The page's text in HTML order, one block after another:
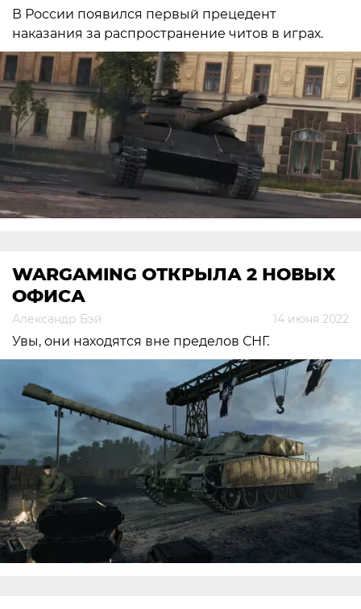
В России появился первый прецедент
наказания за распространение читов в играх.
WARGAMING ОТКРЫЛА 2 НОВЫХ
ОФИСА
Александр Бэй 14 июня 2022
Увы, они находятся вне пределов СНГ.